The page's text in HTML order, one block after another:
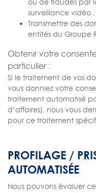
ou de fraudes par
surveillance vidéo ;
Transmettre des
entités du Groupe
Obtenir votre
particulier :
Si le traitement de vos
vous donniez votre
traitement automatisé
d’affaires), nous vous
pour ce traitement
PROFILAGE /
AUTOMATISÉE
Nous pouvons évaluer